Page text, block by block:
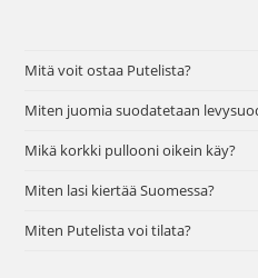
Mitä voit ostaa Putelista?
Miten juomia suodatetaan
Mikä korkki pullooni oikein käy?
Miten lasi kiertää Suomessa?
Miten Putelista voi tilata?